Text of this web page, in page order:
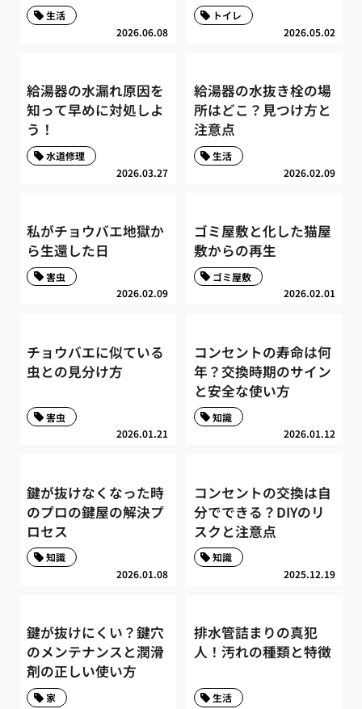
2026.06.08
生活
2026.05.02
トイレ
給湯器の水漏れ原因を
知って早めに対処しよ
う！
2026.03.27
水道修理
給湯器の水抜き栓の場
所はどこ？見つけ方と
注意点
2026.02.09
生活
私がチョウバエ地獄か
ら生還した日
2026.02.09
害虫
ゴミ屋敷と化した猫屋
敷からの再生
2026.02.01
ゴミ屋敷
チョウバエに似ている
虫との見分け方
2026.01.21
害虫
コンセントの寿命は何
年？交換時期のサイン
と安全な使い方
2026.01.12
知識
鍵が抜けなくなった時
のプロの鍵屋の解決プ
ロセス
2026.01.08
知識
コンセントの交換は自
分でできる？DIYのリ
スクと注意点
2025.12.19
知識
鍵が抜けにくい？鍵穴
のメンテナンスと潤滑
剤の正しい使い方
家
排水管詰まりの真犯
人！汚れの種類と特徴
生活